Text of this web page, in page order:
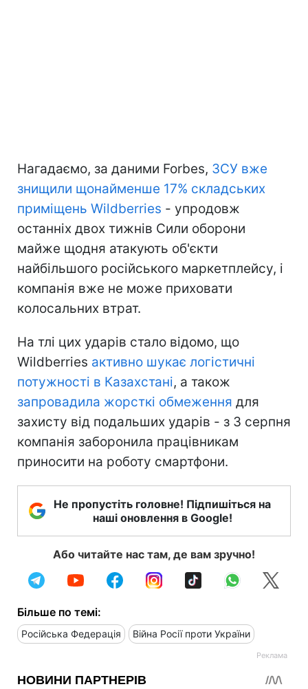
Нагадаємо, за даними Forbes, ЗСУ вже
знищили щонайменше 17% складських
приміщень Wildberries - упродовж
останніх двох тижнів Сили оборони
майже щодня атакують об'єкти
найбільшого російського маркетплейсу, і
компанія вже не може приховати
колосальних втрат.
На тлі цих ударів стало відомо, що
Wildberries активно шукає логістичні
потужності в Казахстані, а також
запровадила жорсткі обмеження для
захисту від подальших ударів - з 3 серпня
компанія заборонила працівникам
приносити на роботу смартфони.
Не пропустіть головне! Підпишіться на
наші оновлення в Google!
Або читайте нас там, де вам зручно!
Більше по темі:
Російська Федерація Війна Росії проти України